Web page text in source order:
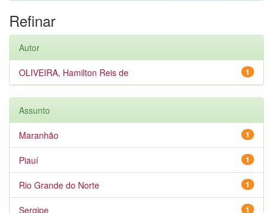
Refinar
Autor
1
OLIVEIRA, Hamilton Reis de
Assunto
1
Maranhão
1
Piauí
1
Rio Grande do Norte
1
Sergipe